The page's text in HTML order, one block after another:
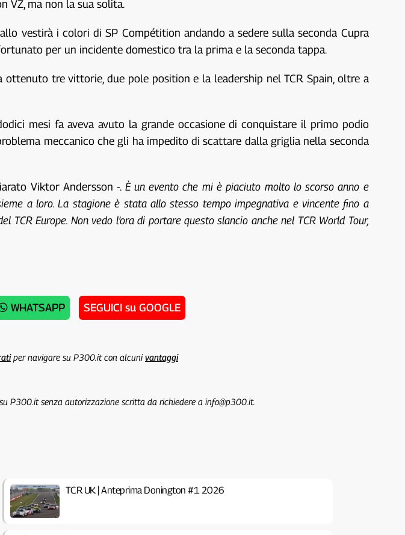
VZ, ma non la sua solita.
vestirà i colori di SP Compétition andando a sedere sulla seconda Cupra
per un incidente domestico tra la prima e la seconda tappa.
tre vittorie, due pole position e la leadership nel TCR Spain, oltre a
mesi fa aveva avuto la grande occasione di conquistare il primo podio
meccanico che gli ha impedito di scattare dalla griglia nella seconda
Viktor Andersson -. È un evento che mi è piaciuto molto lo scorso anno e
a loro. La stagione è stata allo stesso tempo impegnativa e vincente fino a
Europe. Non vedo l’ora di portare questo slancio anche nel TCR World Tour,
WHATSAPP SEGUICI su GOOGLE
per navigare su P300.it con alcunivantaggi
P300.it senza autorizzazione scritta da richiedere a info@p300.it.
TCR UK | Anteprima Donington #1 2026